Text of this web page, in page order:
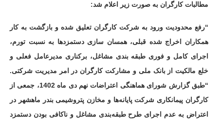
مطالبات کارگران به صورت زیر اعلام شد:
“رفع محدودیت ورود به شرکت کارگران تعلیق شده و بازگشت به کار
همکاران اخراج شده قبلی، همسان سازی دستمزدها به نسبت تورم،
اجرای کامل و فوری طبقه‌ بندی مشاغل، برکناری مدیرعامل فعلی و
خلع مالکیت از بانک ملی و مشارکت کارگران در امر مدیریت شرکتی.
“طبق گزارش شورای هماهنگی اعتراضات نهم دی ماه 1402، جمعی از
کارگران پیمانکاری شرکت پایانه‌ها و مخازن پتروشیمی بندر ماهشهر در
اعتراض به‌ عدم اجرای طرح طبقه‌بندی مشاغل و ناکافی بودن دستمزد